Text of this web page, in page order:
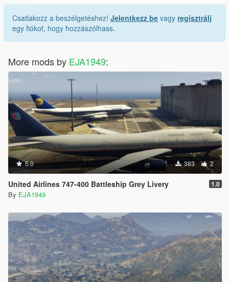
Csatlakozz a beszélgetéshez! Jelentkezz be vagy regisztrálj
egy fiókot, hogy hozzászólhass.
More mods by EJA1949:
5.0 383 2
United Airlines 747-400 Battleship Grey Livery 1.0
By EJA1949